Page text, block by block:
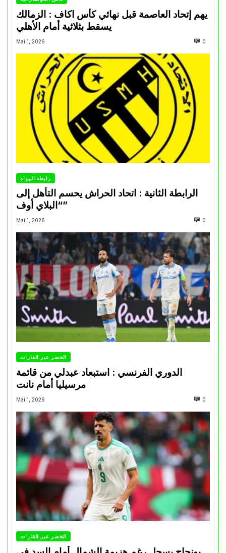
يهم إتحاد العاصمة قبل نهائي كأس اكاف : الزمالك
Mai 1, 2026 0
رابطة الهواة
الرابطة الثانية : اتحاد الحراش يحسم التأهل إلى
“البلاي أوف”
Mai 1, 2026 0
الخضر عبر القارات
الدوري الفرنسي : استبعاد عبدلي من قائمة
مرسيليا أمام نانت
Mai 1, 2026 0
الخضر عبر القارات